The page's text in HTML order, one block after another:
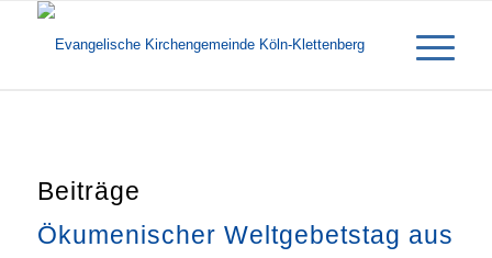
Beiträge
Ökumenischer Weltgebetstag aus